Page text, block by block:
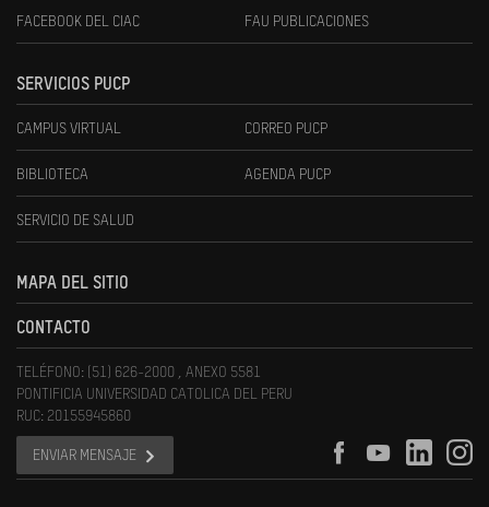
FACEBOOK DEL CIAC FAU PUBLICACIONES
SERVICIOS PUCP
CAMPUS VIRTUAL CORREO PUCP
BIBLIOTECA AGENDA PUCP
SERVICIO DE SALUD
MAPA DEL SITIO
CONTACTO
TELÉFONO: (51) 626-2000 , ANEXO 5581
PONTIFICIA UNIVERSIDAD CATOLICA DEL PERU
RUC: 20155945860
ENVIAR MENSAJE